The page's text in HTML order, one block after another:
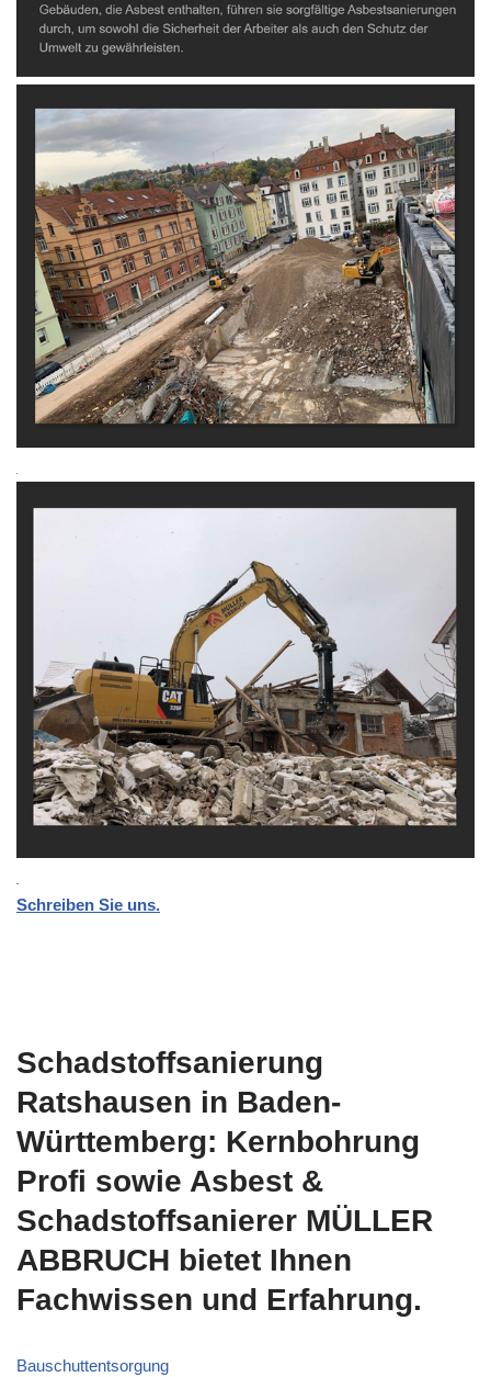
Schreiben Sie uns.
Schadstoffsanierung
Ratshausen in Baden-
Württemberg: Kernbohrung
Profi sowie Asbest &
Schadstoffsanierer MÜLLER
ABBRUCH bietet Ihnen
Fachwissen und Erfahrung.
Bauschuttentsorgung